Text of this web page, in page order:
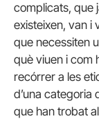
complicats, que
existeixen, van i
que necessiten
què viuen i com
recórrer a les
d’una categoria
que han trobat